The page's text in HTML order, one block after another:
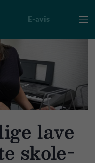

E-avis
lave
skole-